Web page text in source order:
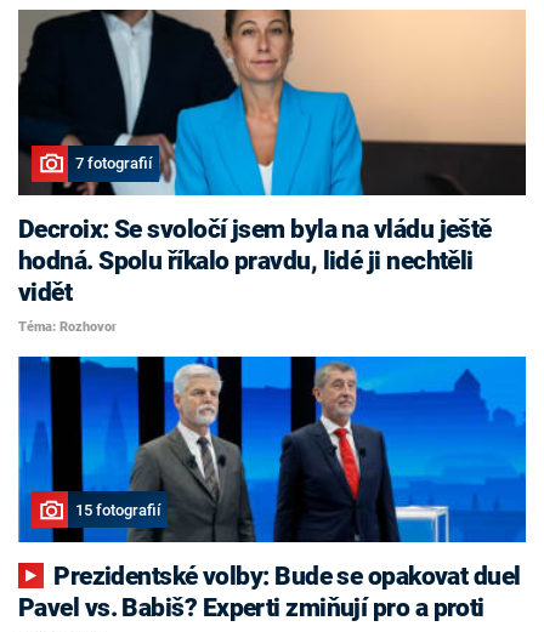
7 fotografií
Decroix: Se svoločí jsem byla na vládu ještě
hodná. Spolu říkalo pravdu, lidé ji nechtěli
vidět
Téma: Rozhovor
15 fotografií
Pavel vs. Babiš? Experti zmiňují pro a proti